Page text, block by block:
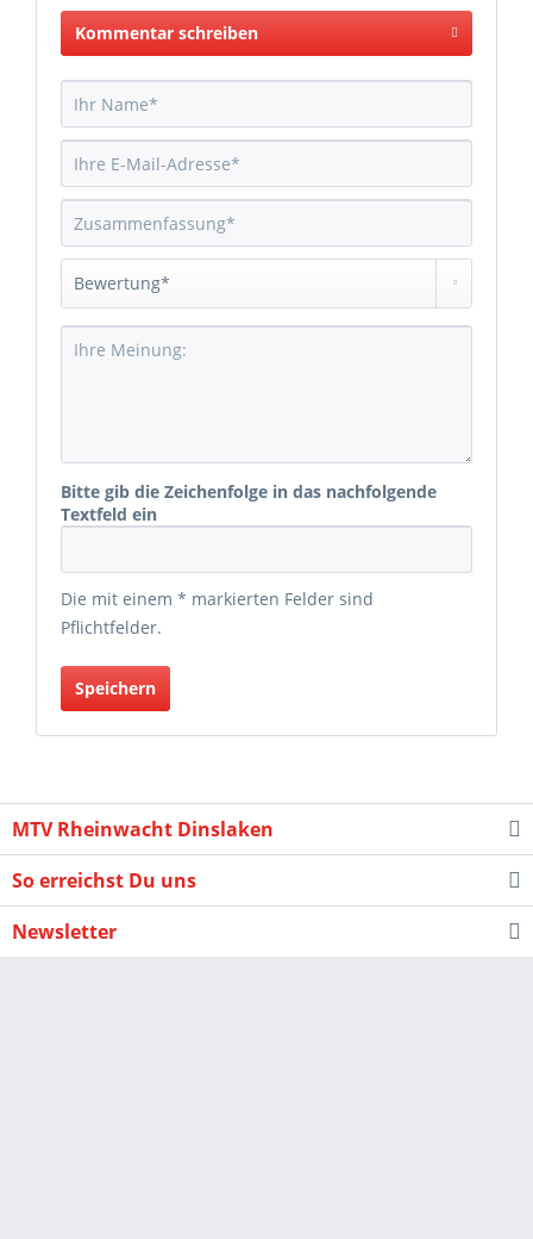
Kommentar schreiben
Bitte gib die Zeichenfolge in das nachfolgende
Textfeld ein
Die mit einem * markierten Felder sind
Pflichtfelder.
MTV Rheinwacht Dinslaken
So erreichst Du uns
Newsletter